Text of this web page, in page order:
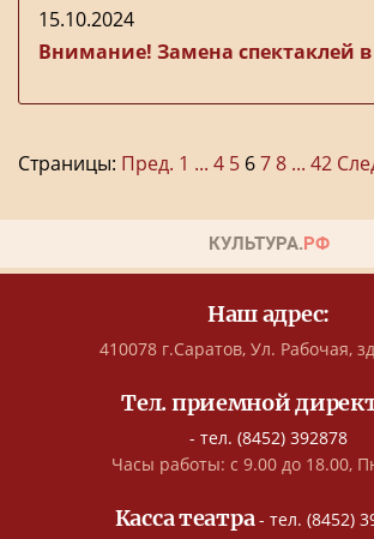
15.10.2024
Внимание! Замена спектаклей
Страницы: Пред. 1 ... 4 5 678 ... 42
Наш адрес:
410078 г.Саратов, Ул. Рабочая,
Тел. приемной
- тел. (8452) 392878
Часы работы: с 9.00 до 18.00,
Касса театра- тел. (8452)